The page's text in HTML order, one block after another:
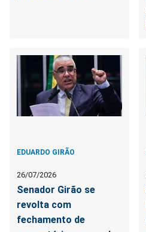
EDUARDO GIRÃO
26/07/2026
Senador Girão se
revolta com
fechamento de